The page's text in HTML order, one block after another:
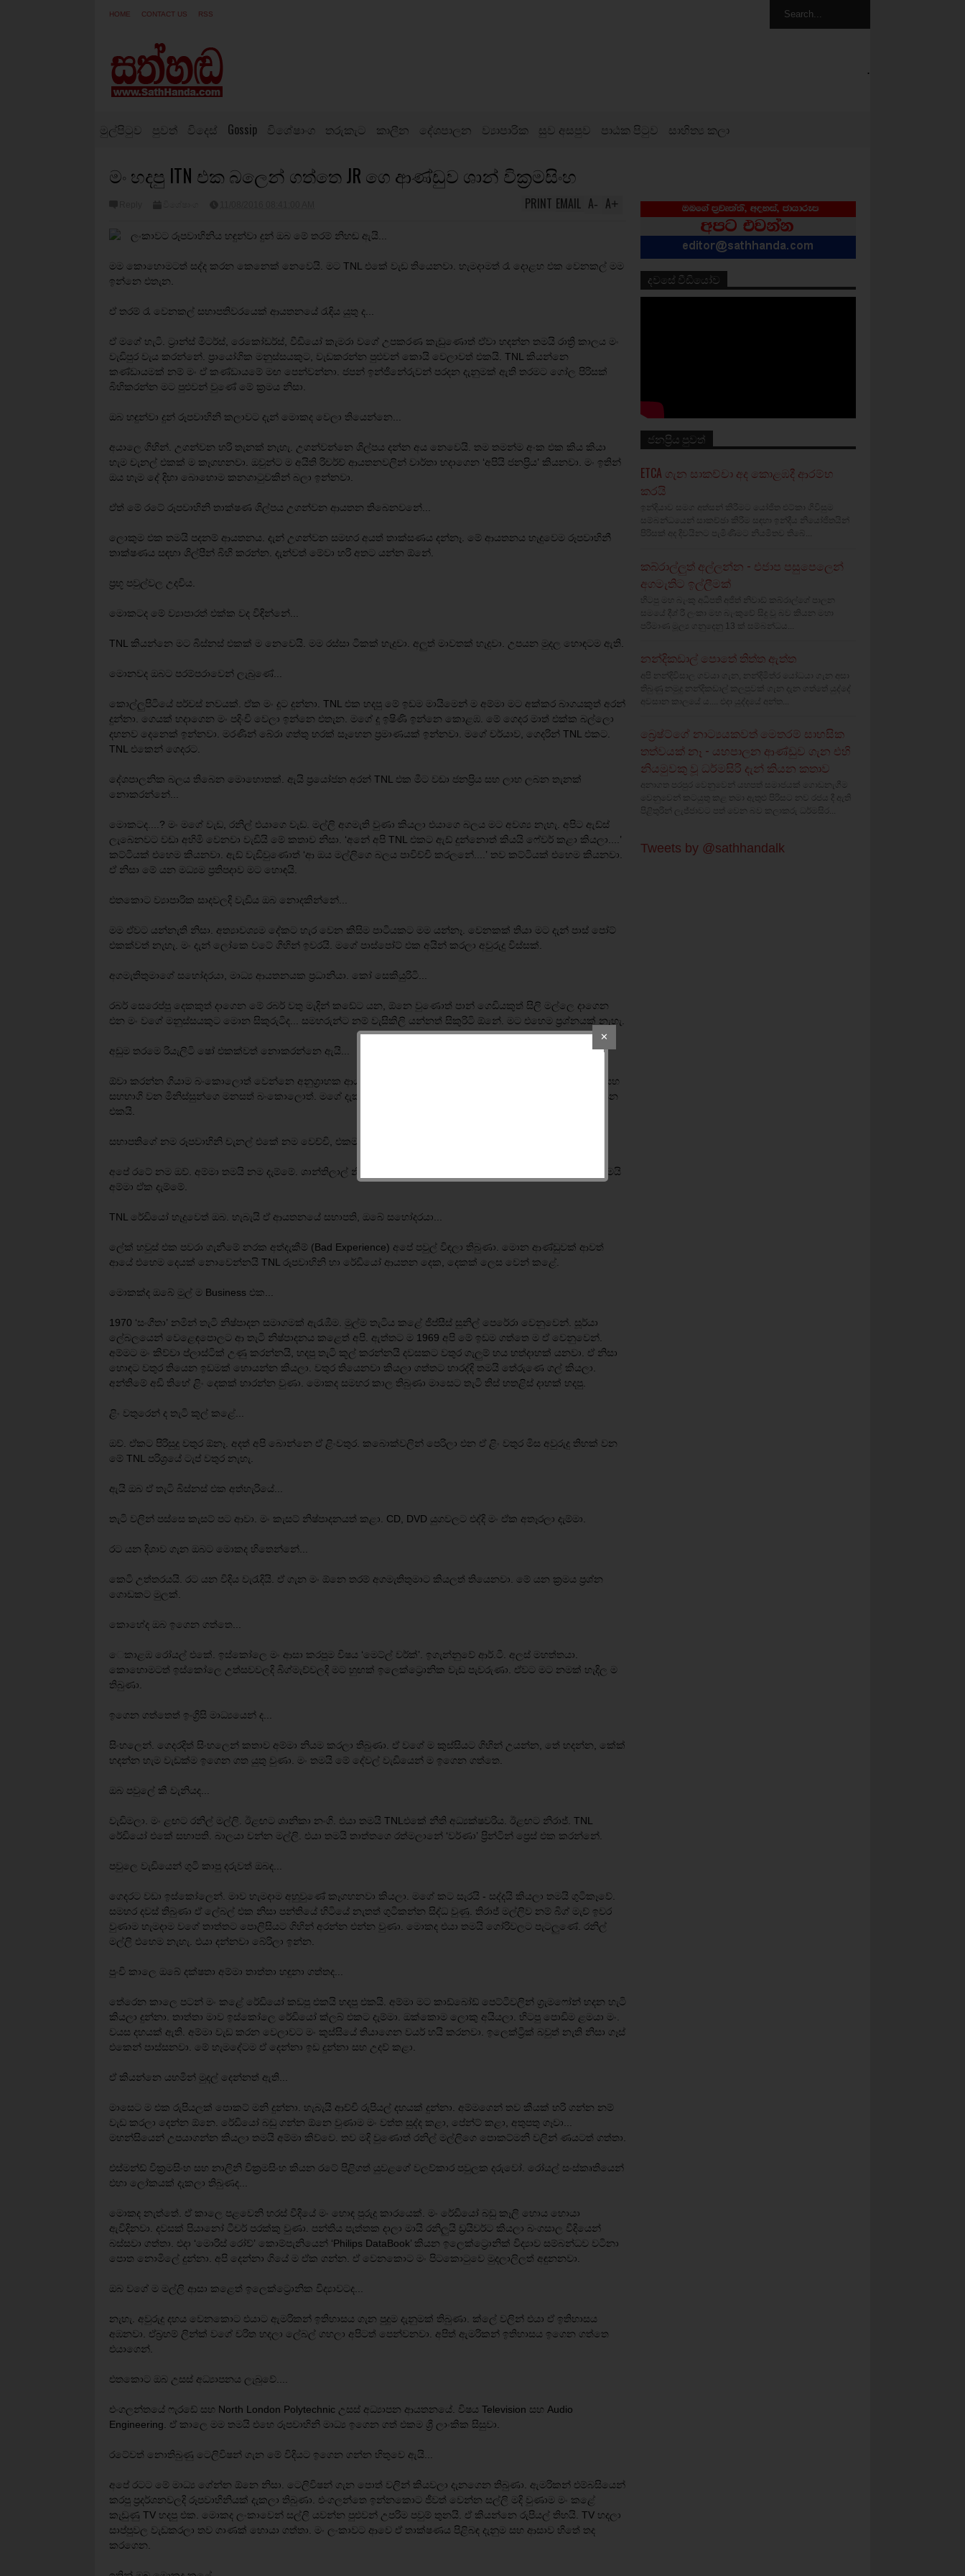
HOME CONTACT US RSS
.
මුල්පිටුව පුවත් විදෙස් Gossip විශේෂාංග තරුකැට කාලීන දේශපාලන ව්‍යාපාරික සුව අසපුව පාඨක පිටුව සාහිත්‍ය කලා
මං හදපු ITN එක බලෙන් ගත්තෙ JR ගෙ ආණ්ඩුව ශාන් වික්‍රමසිංහ
A+
A-
EMAIL
PRINT
ලංකාවට රූපවාහිනිය හඳුන්වා දුන් ඔබ මේ තරම් නිහඬ ඇයි...
මම කොහොමටත් සද්ද කරන කෙනෙක් නෙවෙයි. මට TNL එකේ වැඩ තියෙනවා. හැමදාමත් රෑ දොළහ එක වෙනකල් මම
ඉන්නෙ එතැන.
ඒ තරම් රෑ වෙනකල් සභාපතිවරයෙක් ආයතනයේ රැඳිය යුතු ද...
ඒ මගේ හැටි. ට්‍රාන්ස් මීටර්ස්, රෙකෝඩර්ස්, වීඩියෝ කැමරා වගේ උපකරණ කැඩුණොත් ඒවා හදන්න තමයි රාත්‍රි කාලය මං
වැඩිපුර වැය කරන්නේ. ප්‍රායෝගික මනුස්සයකුට, වැඩකරන්න පුළුවන් කොයි වෙලාවත් එකයි. TNL කියන්නෙ
කණ්ඩායමක් නම් මං ඒ කණ්ඩායමේ මඟ පෙන්වන්නා. ජපන් ඉන්ජිනේරුවන් පරදන දැනුමක් ඇති තරමට ‍ගෝල පිරිසක්
බිහිකරන්න මට පුළුවන් වුණේ මේ ක්‍රමය නිසා.
ඔබ හඳුන්වා දුන් රූපවාහිනි කලාවට දැන් මොකද වෙලා තියෙන්නෙ...
අයාලෙ ගිහින්. උගන්වන හරි තැනක් නැහැ. උගන්වන්නෙ ශිල්පය දන්න අය නෙවෙයි. තම තමන්ම අංක එක කිය කියා
හැම චැනල් එකක් ම කෑගහනවා. ඔවුන්ට ම අයිති රිචර්ච් ආයතනවලින් වාර්තා හදාගෙන ‘අපියි ජනප්‍රිය’ කියනවා. මං ඉතින්
ඔය හැම දේ දිහා බොහොම කනගාටුවකින් බලා ඉන්නවා.
ඒත් මේ රටේ රූපවාහිනි තාක්ෂණ ශිල්පය උගන්වන ආයතන තිබෙනවනේ...
ලොකුම එක තමයි පදනම් ආයතනය. දැන් උගන්වන සමහර අයත් තාක්සණය දන්නෑ. මේ ආයතනය හැදුවෙම රූපවාහිනී
තාක්ෂණය සඳහා ශිල්පීන් බිහි කරන්න. දැන්වත් මේවා හරි අතට යන්න ඕනේ.
ප්‍රභූ පවුල්වල උදවිය.
මොකටද මේ ව්‍යාපාරත් එක්ක වද විඳින්නේ...
TNL කියන්නෙ මට බිස්නස් එකක් ම නෙවෙයි. මම රස්සා ටිකක් හැදුවා. අලුත් මාවතක් හැදුවා. උපයන මුදල හොඳටම ඇති.
මොනවද ඔබට පරම්පරාවෙන් ලැබුණේ...
කොල්ලුපිටියේ පර්චස් නවයක්. ඒක මං දූට දුන්නා. TNL එක හදපු මේ ඉඩම මායිමෙන් ම අම්මා මට අක්කර බාගයකුත් අරන්
දුන්නා. ගෙයක් හදාගෙන මං පදිංචි වෙලා ඉන්නෙ එතැන. මගේ දූ ඉෂිණි ඉන්නෙ කොළඹ. මේ ගෙදර මාත් එක්ක බල්ලො
දහනව දෙනෙක් ඉන්නවා. මරණින් බේරා ගත්තු හරක් සෑහෙන ප්‍රමාණයක් ඉන්නවා. මගේ චර්යාව, ගෙදරින් TNL එකට.
TNL එකෙන් ගෙදරට.
දේශපාලනික බලය තිබෙන මොහොතක්. ඇයි ප්‍රයෝජන අරන් TNL එක මීට වඩා ජනප්‍රිය සහ ලාභ ලබන තැනක්
නොකරන්නේ...
මොකටද....? මං මගේ වැඩ, රනිල් එයාගෙ වැඩ. මල්ලි අගමැති වුණා කියලා එයාගෙ බලය මට අවශ්‍ය නැහැ. අපිට ඇඩ්ස්
ලැබෙනවට වඩා අහිමි වෙනවා වැඩියි මේ කතාව නිසා. ‘අනේ අපි TNL එකට ඇඩ් දුන්නොත් කියයි ෆේවර් කළා කියලා....’
කට්ටියක් එහෙම කියනවා. ඇඩ් වැඩිවුණොත් ‘ආ ඔය මල්ලිගෙ බලය පාවිච්චි කරලනේ....’ තව කට්ටියක් එහෙම කියනවා.
ඒ නිසා මේ යන මධ්‍යම ප්‍රතිපදාව මට හොඳයි.
එතකොට ව්‍යාපාරික සාදවලදි වැඩිය ඔබ නොදකින්නේ...
මම ඒවට යන්නැති නිසා. අත්‍යාවශ්‍යම දේකට හැර වෙන කිසිම පාටියකට මම යන්නෑ. වෙනකක් තියා මට දැන් පාස් පෝට්
එකක්වත් නැහැ. මං දැන් ලෝකෙ වටේ ගිහින් ඉවරයි. මගේ පාස්පෝට් එක අයින් කරලා අවුරුදු විස්සක්.
අගමැතිතුමාගේ සහෝදරයා, මාධ්‍ය ආයතනයක ප්‍රධානියා. කෝ සෙකියුරිටි...
රබර් සෙරෙප්පු දෙකකුත් දාගෙන මේ රබර් වතු මැදින් කඩේට යන, ඕනෙ වුණොත් පාන් ගෙඩියකුත් සිලි මල්ලෙ දාගෙන
එන මං වගේ මනුස්සයකුට මොන සිකුරුටිද... සමහරුන්ට නම් වැසිකිලි යන්නත් සිකුරිටි ඕනේ. මට එහෙම ප්‍රශ්නයක් නැහැ.
අඩුම තරමෙ රියැලිටි ෂෝ එකක්වත් නොකරන්නෙ ඇයි...
ඕවා කරන්න ගියාම බංකොලොත් වෙන්නෙ අනුග්‍රාහක ආයතන. අද එහෙම වෙලා තියෙනවා. අනිත් අතට ඕවා බලන සහ
සහභාගි ‍වන මිනිස්සුන්ගෙ මනසත් බංකොලොත්. මගේ දැක්ම, රූපවාහිනිය යනු, යහපත් මාධ්‍ය භාවිතාවක් පමණයි කියන
එකයි.
සභාපතිගේ නම රූපවාහිනි චැනල් එකේ නම වෙච්චි, එකම අවස්ථාව මේකද...
අපේ ‍රටේ නම ඔව්. අම්මා තමයි නම දැම්මේ. ශාන්තිලාල් නිල් කාන්ත මගේ නමින් භාවිත වන, ‘ශාන්’ කොටස අරන් තමයි
අම්මා ඒක දැම්මේ.
TNL රේඩියෝ හැදුවෙත් ඔබ. හැබැයි ඒ ආයත‍නයේ සභාපති, ඔබේ සහෝදරයා...
ලේක් හවුස් එක පවරා ගැනීමේ නරක අත්දැකීම් (Bad Experience) අපේ පවුල් විඳලා තිබුණා. මොන ආණ්ඩුවක් ආවත්
ආයේ එහෙම දෙයක් නොවෙන්නයි TNL රූපවාහිනි හා රේඩියෝ ආයතන දෙක, දෙකක් ලෙස වෙන් කළේ.
මොකක්ද ඔබේ මුල් ම Business එක...
1970 ‘සංගීතා’ නමින් තැටි නිෂ්පාදන සමාගමක් ඇරැඹීම. මුල්ම තැටිය කළේ ජිප්සීස් සුනිල් පෙරේරා වෙනුවෙන්. සූර්යා
ලේබලයෙන් වෙළෙඳපොලට ආ තැටි නිෂ්පාදනය කළෙත් අපි. ඇත්තට ම 1969 අපි මේ ඉඩම ගත්තෙ ම ඒ වෙනුවෙන්.
අම්මට මං කිව්වා ප්ලාස්ටික් උණු කරන්නයි, හදපු තැටි කූල් කරන්නයි දවසකට වතුර ගැලුම් හය හත්දාහක් යනවා. ඒ නිසා
හොඳට වතුර තියෙන ඉඩමක් හොයන්න කියලා. වතුර තියෙනවා කියලා ගත්තට හාරද්දි තමයි තේරුණෙ ගල් කියලා.
අන්තිමේ අඩි තිහේ ළිං දෙකක් හාරන්න වුණා. මොකද සමහර කාල තිබුණා මාසෙට තැටි තිස් හතළිස් දාහක් හදපු.
ළිං වතුරෙන් ද තැටි කූල් කළේ...
ඔව්. ඒකට පිරිසුදු වතුර ඕනෑ. අදත් අපි බොන්නෙ ඒ ළිංවතුර. කබොක්වලින් පෙරිලා එන ඒ ළිං වතුර මිස අවුරුදු තිහක් වන
මේ TNL පරිශ්‍රයේ ටැප් වතුර නැහැ.
ඇයි ඔබ ඒ තැටි බිස්නස් එක අත්හැරියේ...
තැටි වලින් පස්සෙ කැසට් පට ආවා. මං කැසට් නිෂ්පාදනයත් කළා. CD, DVD යුගවලට එද්දි මං ඒක අතෑරලා දැම්මා.
රට යන දිශාව ගැන ඔබට මොකද හිතෙන්නේ...
කෙටි උත්තරයයි. රට යන විදිය වැරැදියි. ඒ ගැන මං ඕනෙ තරම් අගමැතිතුමාට කියලත් තියෙනවා. මේ යන ක්‍රමය ප්‍රශ්න
ගොඩකට මුලක්.
කොහේද ඔබ ඉගෙන ගත්තෙ...
‍ෙකාළඹ රෝයල් එකේ. ඉස්කෝලෙ මං ආසා කරපුම විෂය ‘මෙට්ල් වර්ක්’. ඉගැන්නුවේ ආර්.ටී. අලස් මහත්තයා.
කොහොමටත් ඉස්කෝලෙ උත්සවවලදි බිග්මැච්වලදි මට හුඟක් ඉලෙක්ට්‍රොනික වැඩ පැවරුණා. ඒවට මට නමක් හැදිල ම
තිබුණා.
ඉගෙන ගත්තෙත් ඉංග්‍රිසි මාධ්‍යයෙන් ද...
සිංහලෙන්. ගෙදරදිත් සිංහලෙන් කතාව අම්මා නියම කරලා තිබුණා. ඒ වගේ ම කුස්සියට ගිහින් උයන්න, තේ හදන්න, කේක්
හදන්න හැම වැඩක්ම ඉගෙන ගත යුතු වුණා. මං තමයි මේ දේවල් වැඩියෙන් ම ඉගෙන ගත්තෙ.
ඔබ පවුලේ කී වැනියද...
වැඩිමලා. මං ළඟට රනිල් මල්ලි. ඊළඟට ශානිකා නංගි. එයා තමයි TNLඑකේ නීති අධ්‍යක්ෂවරිය. ඊළඟට නිරාජ්. TNL
රේඩියෝ එකේ සභාපති. බාලයා චන්න මල්ලි. එයා තමයි තාත්තගෙ රත්මලානේ ‘වර්ණා’ ප්‍රින්ටින් ප්‍රෙස් එක කරන්නේ.
පවුලෙ වැඩියෙන් ගුටි කාපු දරුවත් ඔබද...
ගෙදරට වඩා ඉස්කෝලෙන්. මාව හැමදාම අහුවුණේ කෑගහනවා කියලා. මගේ කට සැරයි - සද්දයි කියලා තමයි ගුටිකෑවේ.
සමහර දවස් තිබුණා ඒ ලේබල් එක නිසා පන්තියේ හිටියේ නැතත් ගුටිකන්න සිද්ධ වුණු. තිරාජ් මල්ලිව නම් බිග් මැච් ඉවර
වුණාම හැමදාම වගේ තාත්තට පොලිසියට ගිහින් අරන්න එන්න වුණා. මොකද එයා තමයි ගෝරිවලට පැටලුණේ. රනිල්
මල්ලි එහෙම නැහැ. එයා දන්නවා බේරිලා ඉන්න.
පුංචි කාලෙ ඔබේ දක්ෂතා අම්මා තාත්තා හඳුනා ගත්තද...
තේරෙන කාලෙ පටන් මං කළේ රේඩියෝ කඩපු එකයි හදපු එකයි. අම්මා මට කාඩ්බෝඩ් පෙට්ටිවලින් ග්‍රැමෆෝන් හදන හැටි
කියලා දුන්නා. තාත්තා මාව ඉස්කෝලෙ රේඩියෝ ක්ලබ් එකට දැම්මා. ඔක්කොම ලොකු අයියලා. හිටපු පොඩිම ළමයා මං.
වයස දහයක් ඇති. අම්මා වැඩ කරන වෙලාවට මං කුස්සියේ තියාගෙන වයර් හයි කරනවා. ඉලෙක්ට්‍රික් බවුත් නැති නිසා ගෑස්
එකෙන් පාස්සනවා. මේ හැමදේටම ඒ දෙන්නා ඉඩ දුන්නා සහ උදව් කළා.
ඒ කියන්නෙ යහමින් මුදල් දෙන්නත් ඇති...
මාසෙට ම එක රුපියලක් පොකට් මනි දුන්නා. හැබැයි ආච්චි රුපියල් දහයක් දුන්නා. අම්මගෙන් තව කීයක් හරි ගන්න නම්
වැඩ කරලා දෙන්න ඕනෙ. රේඩියෝ බඩු ගන්න ඕනෙ වුණාම මං වත්ත සුද්ද කළා, පේන්ට් කළා, අතුපතු ගෑවා...
මහන්සියෙන් උපයාගන්න කියලා තමයි අම්මා කිව්වෙ. තව මදි වුණොත් රනිල් මල්ලිගෙ පොකට්මනි වලින් ණයටත් ගත්තා.
එස්මන්ඩ් වික්‍රමසිංහ සහ නාලිනි වික්‍රමසිංහ කියන රටේ පිළිගත් යුවළගේ වලව්කාර පවුලක දරුවෝ. රෝයල් සංස්කෘතියෙන්
එහා ලෝකයක් දැකලා තිබුණද...
මොකද නැත්තේ. ඒ කාලෙ පළවෙනි හරස් වීදියේ මං හොඳ පුරුදු කාරයෙක්. මං රේඩියෝ බඩු කෑලි හොය හොයා
ඇවිදිනවා. දවසක් පියානෝ ටීචර් පරක්කු වුණා. පන්තිය පැත්තක දාලා මායි රනිලුයි ඩ්‍රයිවර්ට කියලා බංගසාල වීදියෙන්
බස්සවා ගත්තා. එදා ‘මොරිස් රෝච්’ කොම්පැනියෙන් ‘Philips DataBook’ කියන ඉලෙක්ට්‍රොනික් විද්‍යාව සම්බන්ධව වටිනා
පොත නොමිලේ දුන්නා. අපි දෙන්නා ගියේ ම ඒක ගන්න. ඒ වෙනකොට මං පිටකොටුවෙ මුදලාලිලත් අඳුනනවා.
ඔබ වගේ ම මල්ලි ආසා කළෙත් ඉලෙක්ට්‍රොනික විද්‍යාවටද...
නැහැ. අවුරුදු දහය වෙනකොට එයාට ඇමරිකන් ඉතිහාසය ගැන පුදුම දැනුමක් තිබුණා. ක්ලේ වලින් එයා ඒ ඉතිහාසය
අඹනවා. ඒබ්‍රහම් ලින්ක් වගේ චරිත හදලා ලේබල් ගහලා අපිටත් පෙන්වනවා. අපිත් ඇමරිකන් ඉතිහාසය ඉගෙන ගත්තෙ
එයාගෙන්.
එතකොට ඔබ උසස් අධ්‍යාපනය ලැබුවේ....
එංගලන්තයේ ෆැරඩේ සහ North London Polytechnic උසස් අධ්‍යාපන ආයතනයේ. විෂය Television සහ Audio
Engineering. ඒ කාලෙ මම තමයි එහෙ රූපවාහිනි මාධ්‍ය ඉගෙන ගත් එකම ශ්‍රී ලාංකික සිසුවා.
රටේවත් නොතිබුණු ටෙලිවිෂන් ගැන මේ විදියට ඉගෙන ගන්න හිතුවෙ ඇයි...
අපේ රටට මේ මාධ්‍ය ගේන්න ඕනෙ නිසා. ටෙලිවිෂන් ගැන පොත් වලින් කියවලා දැනගෙන තිබුණා. ඇමරිකන් එම්බසියෙන්
කරපු ප්‍රදර්ශනවලදි රූපවාහිනියක් දැකලා තිබුණා. එංගලන්තෙ ඉන්නකොට ජීවත් වෙන්න සල්ලි මදි වුණාම මං කළේ
කැඩුණු TV හදපු එක. මොකද ලංකාවෙන් සල්ලි යවන්න පුළුවන් උපරිම පවුම් තුනයි. ඒ කියන්නෙ රුපියල් තිහයි. TV හදලා
සාප්පුවල වැඩකරලා තව ගාණක් හොයා ගත්තා. මං ලංකාවට ආවෙ ඒ තාක්ෂණය පිළිබඳ දැනුම සහ ආසාව හිතේ තද
කරගෙන.
දවසේ වීඩියෝව
ජනප්‍රිය පුවත්
ETCA ගැන සාකච්චා අද කොළඹදී ආරම්භ
කරයි
ඉන්දියාව සමග අත්සන් කිරීමට යෝජිත එට්කා ගිවිසුම
සම්බන්ධයෙන් සාකච්ඡා කිරීම සඳහා ඉන්දීය නියෝජිතයින්
පිරිසක් අද දිවයිනට පැමිණීමට නියමිතව තිබේ...
කබ්රාල්ලුත් අල්ලන්න - එජාප පසුපෙලෙන්
අගමැතිට ඉල්ලීමක්
හිටපු මහ බැංකු අධිපති අජිත් නිවාඩ් කබ්රාල්ගේ පාලන
සමයේ දීශ්‍ රී ලංකා මහ බැංකුවේ සිදු වූ බව කියන මහා
පරිමාණ මූල්‍ය ගනුදෙනු 13 ක් සම්බන්ධය...
නන්දිකඩාල් පොතේ තිත්ත ඇත්ත
අපි නන්දිවිසාල ගවයා ගැන, නන්දිමිත්ර යෝධයා ගැන අසා
තිබුණු නමුදු නන්දිකඩාල් කලපුවක් ගැන දැන ගත්තේ යුද්දේ
අවසාන කාලයේ ය.... එදා යුද්දයේ අන්ත...
බ්‍රෙෂ්ට්ගේ නාට්‍යයකවත් මෙතරම් සාහසික
තත්වයක් නෑ - යහපාලන ආණ්ඩුව ගැන එහි
නියමුවකු වූ ධර්මසිරි දැන් කියන කතාව
අනාගත පරපුර වෙනුවෙන් යහපත් සමාජයක් ගොඩනැගීම
වෙනුවෙන් කටයුතු කළ තමා ඇතුළු පිරිසට නව රජය දී ඇති
පිළිතුරින් ලැජ්ජාවට පත් වෙන බව කලාකරු ධර්මසිර...
Tweets by @sathhandalk
✕